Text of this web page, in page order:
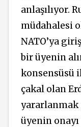
anlaşılıyor.
müdahalesi
NATO’ya
bir üyenin
konsensüsü
çakal olan
yararlanmak
üyenin